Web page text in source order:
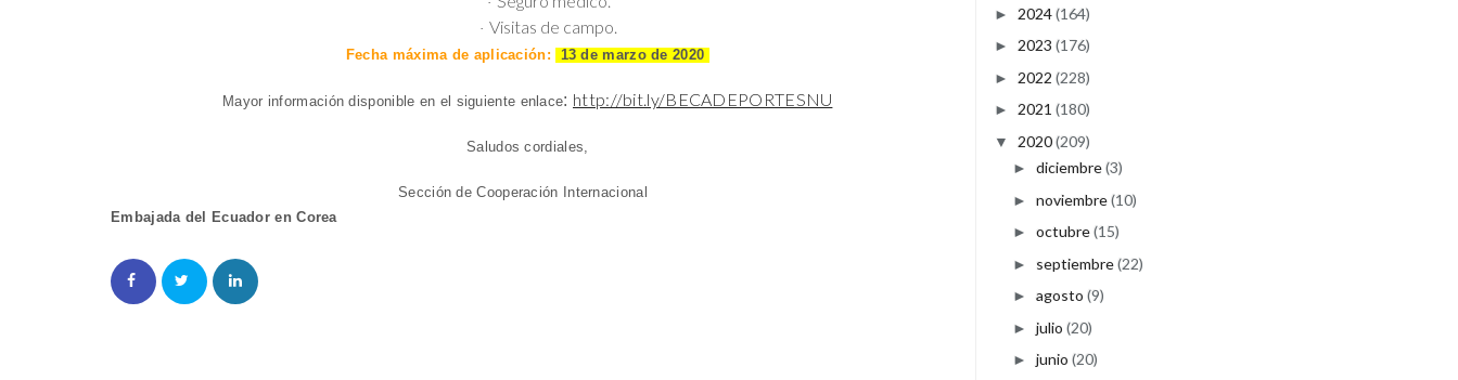
· Visitas de campo.
Fecha máxima de aplicación: 13 de marzo de 2020
Mayor información disponible en el siguiente enlace: http://bit.ly/BECADEPORTESNU
Saludos cordiales,
Sección de Cooperación Internacional
Embajada del Ecuador en Corea
► 2024(164)
► 2023 (176)
► 2022 (228)
► 2021 (180)
▼ 2020(209)
► diciembre(3)
► noviembre(10)
► octubre(15)
► septiembre(22)
► agosto (9)
► julio (20)
► junio (20)